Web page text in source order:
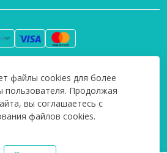
неточности. Технополіс © 2008-
2026
файлы cookies для более
Продолжая
вы соглашаетесь с
файлов cookies.